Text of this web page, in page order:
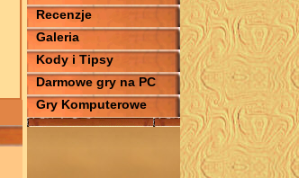
Recenzje
Galeria
Kody i Tipsy
Darmowe gry na PC
Gry Komputerowe